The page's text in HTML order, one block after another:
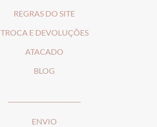
REGRAS DO SITE
TROCA E DEVOLUÇÕES
ATACADO
BLOG
ENVIO